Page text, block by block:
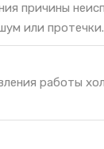
причины
или протечки.
работы